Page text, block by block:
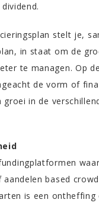
stelt je,
in staat om de
te managen. Op
de vorm of
in de
aandelen based
is een ontheffing